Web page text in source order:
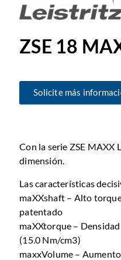
ZSE 18
Solicite más
Con la serie ZSE MAXX
dimensión.
Las características
maXXshaft – Alto
patentado
maXXtorque –
(15.0 Nm/cm3)
maxxVolume –